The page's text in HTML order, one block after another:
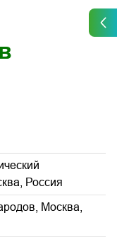
Россия
Москва,